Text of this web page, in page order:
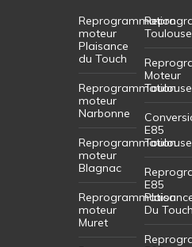
Reprogrammation
moteur
Plaisance
du Touch
Reprogrammation
moteur
Narbonne
Reprogrammation
moteur
Blagnac
Reprogrammation
moteur
Muret
Toulouse
Moteur
Toulouse
E85
Toulouse
E85
Du Touch